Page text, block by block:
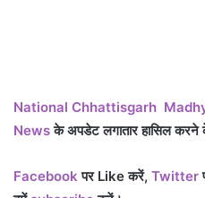
National Chhattisgarh
Newsके अपडेट लगातार हासिल करने
Facebook पर Likeकरें, Twitter